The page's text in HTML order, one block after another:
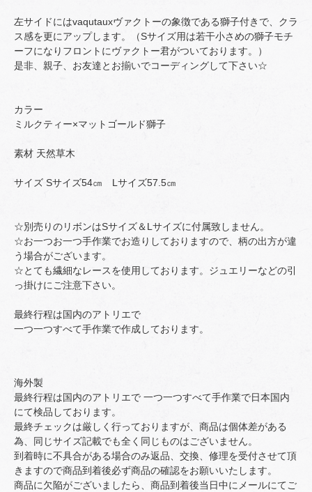
左サイドにはvaqutauxヴァクトーの象徴である獅子付きで、クラ
ス感を更にアップします。（Sサイズ用は若干小さめの獅子モチ
ーフになりフロントにヴァクトー君がついております。）
是非、親子、お友達とお揃いでコーディングして下さい☆
カラー
ミルクティー×マットゴールド獅子
素材 天然草木
サイズ Sサイズ54㎝ Lサイズ57.5㎝
☆別売りのリボンはSサイズ＆Lサイズに付属致しません。
☆お一つお一つ手作業でお造りしておりますので、柄の出方が違
う場合がございます。
☆とても繊細なレースを使用しております。ジュエリーなどの引
っ掛けにご注意下さい。
最終行程は国内のアトリエで
一つ一つすべて手作業で作成しております。
海外製
最終行程は国内のアトリエで 一つ一つすべて手作業で日本国内
にて検品しております。
最終チェックは厳しく行っておりますが、商品は個体差がある
為、同じサイズ記載でも全く同じものはございません。
到着時に不具合がある場合のみ返品、交換、修理を受付させて頂
きますので商品到着後必ず商品の確認をお願いいたします。
商品に欠陥がございましたら、商品到着後当日中にメールにてご